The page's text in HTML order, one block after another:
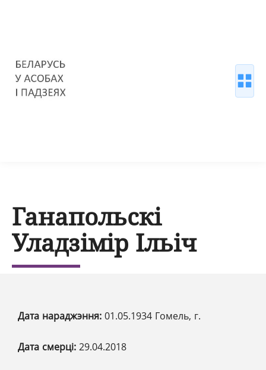
Ганапольскі
Уладзімір Ільіч
Дата нараджэння: 01.05.1934 Гомель, г.
Дата смерці: 29.04.2018